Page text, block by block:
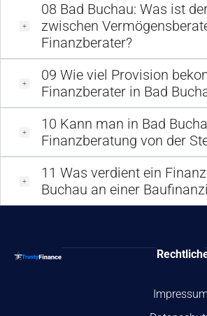
08 Bad Buchau: Was ist
zwischen
Finanzberater?
09 Wie viel Provision
Finanzberater in Bad
10 Kann man in Bad
Finanzberatung von der
11 Was verdient ein
Buchau an einer
Impressum